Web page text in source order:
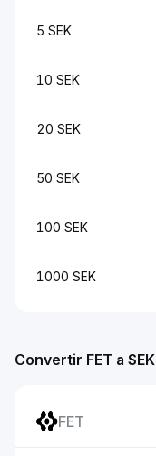
Convertir FET a SEK
FET
5 SEK
10 SEK
20 SEK
50 SEK
100 SEK
1000 SEK